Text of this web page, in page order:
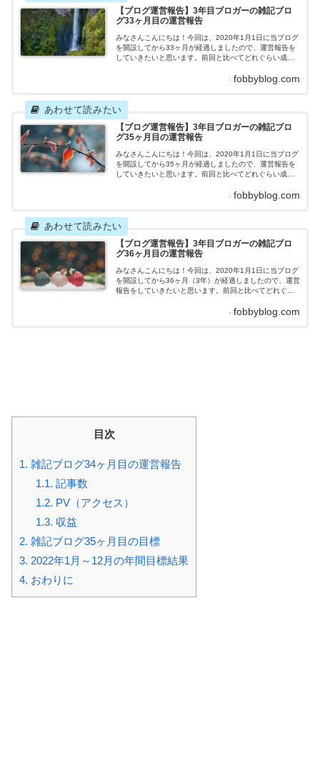
【ブログ運営報告】3年目ブロガーの雑記ブロ
グ33ヶ月目の運営報告
みなさんこんにちは！今回は、2020年1月1日に当ブログ
を開設してから33ヶ月が経過しましたので、運営報告を
していきたいと思います。前回と比べてどれぐらい成果
うな結果になったのでしょうか。それではさっそくいっ
月立てた目標を達成することができました！（3ヶ月連続
目標...
fobbyblog.com
【ブログ運営報告】3年目ブロガーの雑記ブロ
グ35ヶ月目の運営報告
みなさんこんにちは！今回は、2020年1月1日に当ブログ
を開設してから35ヶ月が経過しましたので、運営報告を
していきたいと思います。前回と比べてどれぐらい成果
うな結果になったのでしょうか。それではさっそくいっ
月立てた目標を達成することができませんでした。。。
祝日は...
fobbyblog.com
【ブログ運営報告】3年目ブロガーの雑記ブロ
グ36ヶ月目の運営報告
みなさんこんにちは！今回は、2020年1月1日に当ブログ
を開設してから36ヶ月（3年）が経過しましたので、運営
報告をしていきたいと思います。前回と比べてどれぐら
どのような結果になったのでしょうか。それではさっそ
fobbyblog.com
目次
1. 雑記ブログ34ヶ月目の運営報告
1.1. 記事数
1.2. PV（アクセス）
1.3. 収益
2. 雑記ブログ35ヶ月目の目標
3. 2022年1月～12月の年間目標結果
4. おわりに